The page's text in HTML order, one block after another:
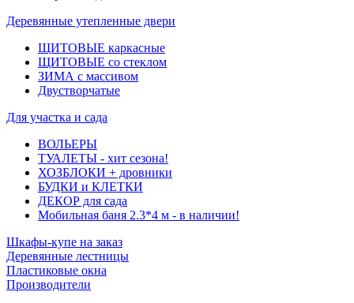
Деревянные утепленные двери
ЩИТОВЫЕ каркасные
ЩИТОВЫЕ со стеклом
ЗИМА с массивом
Двустворчатые
Для участка и сада
ВОЛЬЕРЫ
ТУАЛЕТЫ - хит сезона!
ХОЗБЛОКИ + дровники
БУДКИ и КЛЕТКИ
ДЕКОР для сада
Мобильная баня 2.3*4 м - в наличии!
Шкафы-купе на заказ
Деревянные лестницы
Пластиковые окна
Производители